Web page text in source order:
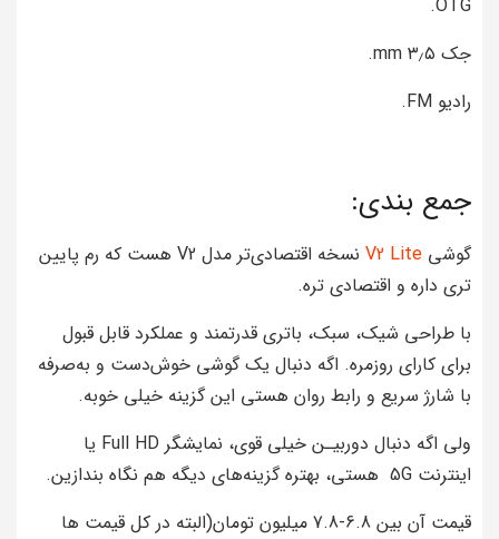
OTG.
جک ۳٫۵ mm.
رادیو FM.
جمع بندی:
گوشی V2 Lite
نسخه اقتصادی‌تر مدل V2 هست که رم پایین
تری داره و اقتصادی تره.
با طراحی شیک، سبک، باتری قدرتمند و عملکرد قابل قبول
برای کارای روزمره. اگه دنبال یک گوشی خوش‌دست و به‌صرفه
با شارژ سریع و رابط روان هستی این گزینه خیلی خوبه.
ولی اگه دنبال دوربیـن خیلی قوی، نمایشگر Full HD یا
اینترنت 5G هستی، بهتره گزینه‌های دیگه هم نگاه بندازین.
قیمت آن بین 6.8-7.8 میلیون تومان(البته در کل قیمت ها